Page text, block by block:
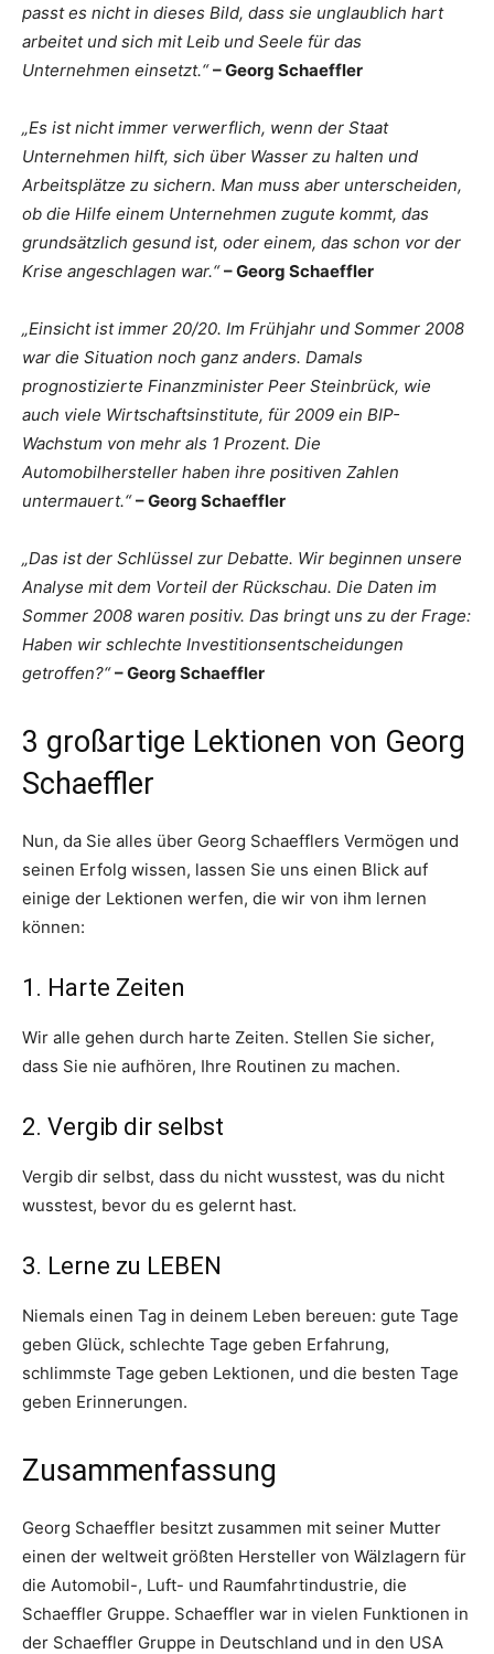
passt es nicht in dieses Bild, dass sie unglaublich hart
arbeitet und sich mit Leib und Seele für das
Unternehmen einsetzt.“ – Georg Schaeffler
„Es ist nicht immer verwerflich, wenn der Staat
Unternehmen hilft, sich über Wasser zu halten und
Arbeitsplätze zu sichern. Man muss aber unterscheiden,
ob die Hilfe einem Unternehmen zugute kommt, das
grundsätzlich gesund ist, oder einem, das schon vor der
Krise angeschlagen war.“ – Georg Schaeffler
„Einsicht ist immer 20/20. Im Frühjahr und Sommer 2008
war die Situation noch ganz anders. Damals
prognostizierte Finanzminister Peer Steinbrück, wie
auch viele Wirtschaftsinstitute, für 2009 ein BIP-
Wachstum von mehr als 1 Prozent. Die
Automobilhersteller haben ihre positiven Zahlen
untermauert.“ – Georg Schaeffler
„Das ist der Schlüssel zur Debatte. Wir beginnen unsere
Analyse mit dem Vorteil der Rückschau. Die Daten im
Sommer 2008 waren positiv. Das bringt uns zu der Frage:
Haben wir schlechte Investitionsentscheidungen
getroffen?“ – Georg Schaeffler
3 großartige Lektionen von Georg
Schaeffler
Nun, da Sie alles über Georg Schaefflers Vermögen und
seinen Erfolg wissen, lassen Sie uns einen Blick auf
einige der Lektionen werfen, die wir von ihm lernen
können:
1. Harte Zeiten
Wir alle gehen durch harte Zeiten. Stellen Sie sicher,
dass Sie nie aufhören, Ihre Routinen zu machen.
2. Vergib dir selbst
Vergib dir selbst, dass du nicht wusstest, was du nicht
wusstest, bevor du es gelernt hast.
3. Lerne zu LEBEN
Niemals einen Tag in deinem Leben bereuen: gute Tage
geben Glück, schlechte Tage geben Erfahrung,
schlimmste Tage geben Lektionen, und die besten Tage
geben Erinnerungen.
Zusammenfassung
Georg Schaeffler besitzt zusammen mit seiner Mutter
einen der weltweit größten Hersteller von Wälzlagern für
die Automobil-, Luft- und Raumfahrtindustrie, die
Schaeffler Gruppe. Schaeffler war in vielen Funktionen in
der Schaeffler Gruppe in Deutschland und in den USA